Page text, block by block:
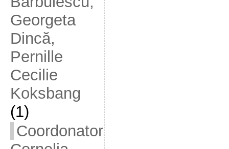
Georgeta
Dincă,
Pernille
Cecilie
Koksbang
(1)
Coordonator